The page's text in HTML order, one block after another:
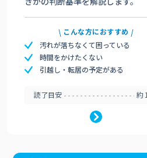
こんな方におすすめ
汚れが落ちなくて困っている
時間をかけたくない
引越し・転居の予定がある
読了目安 約